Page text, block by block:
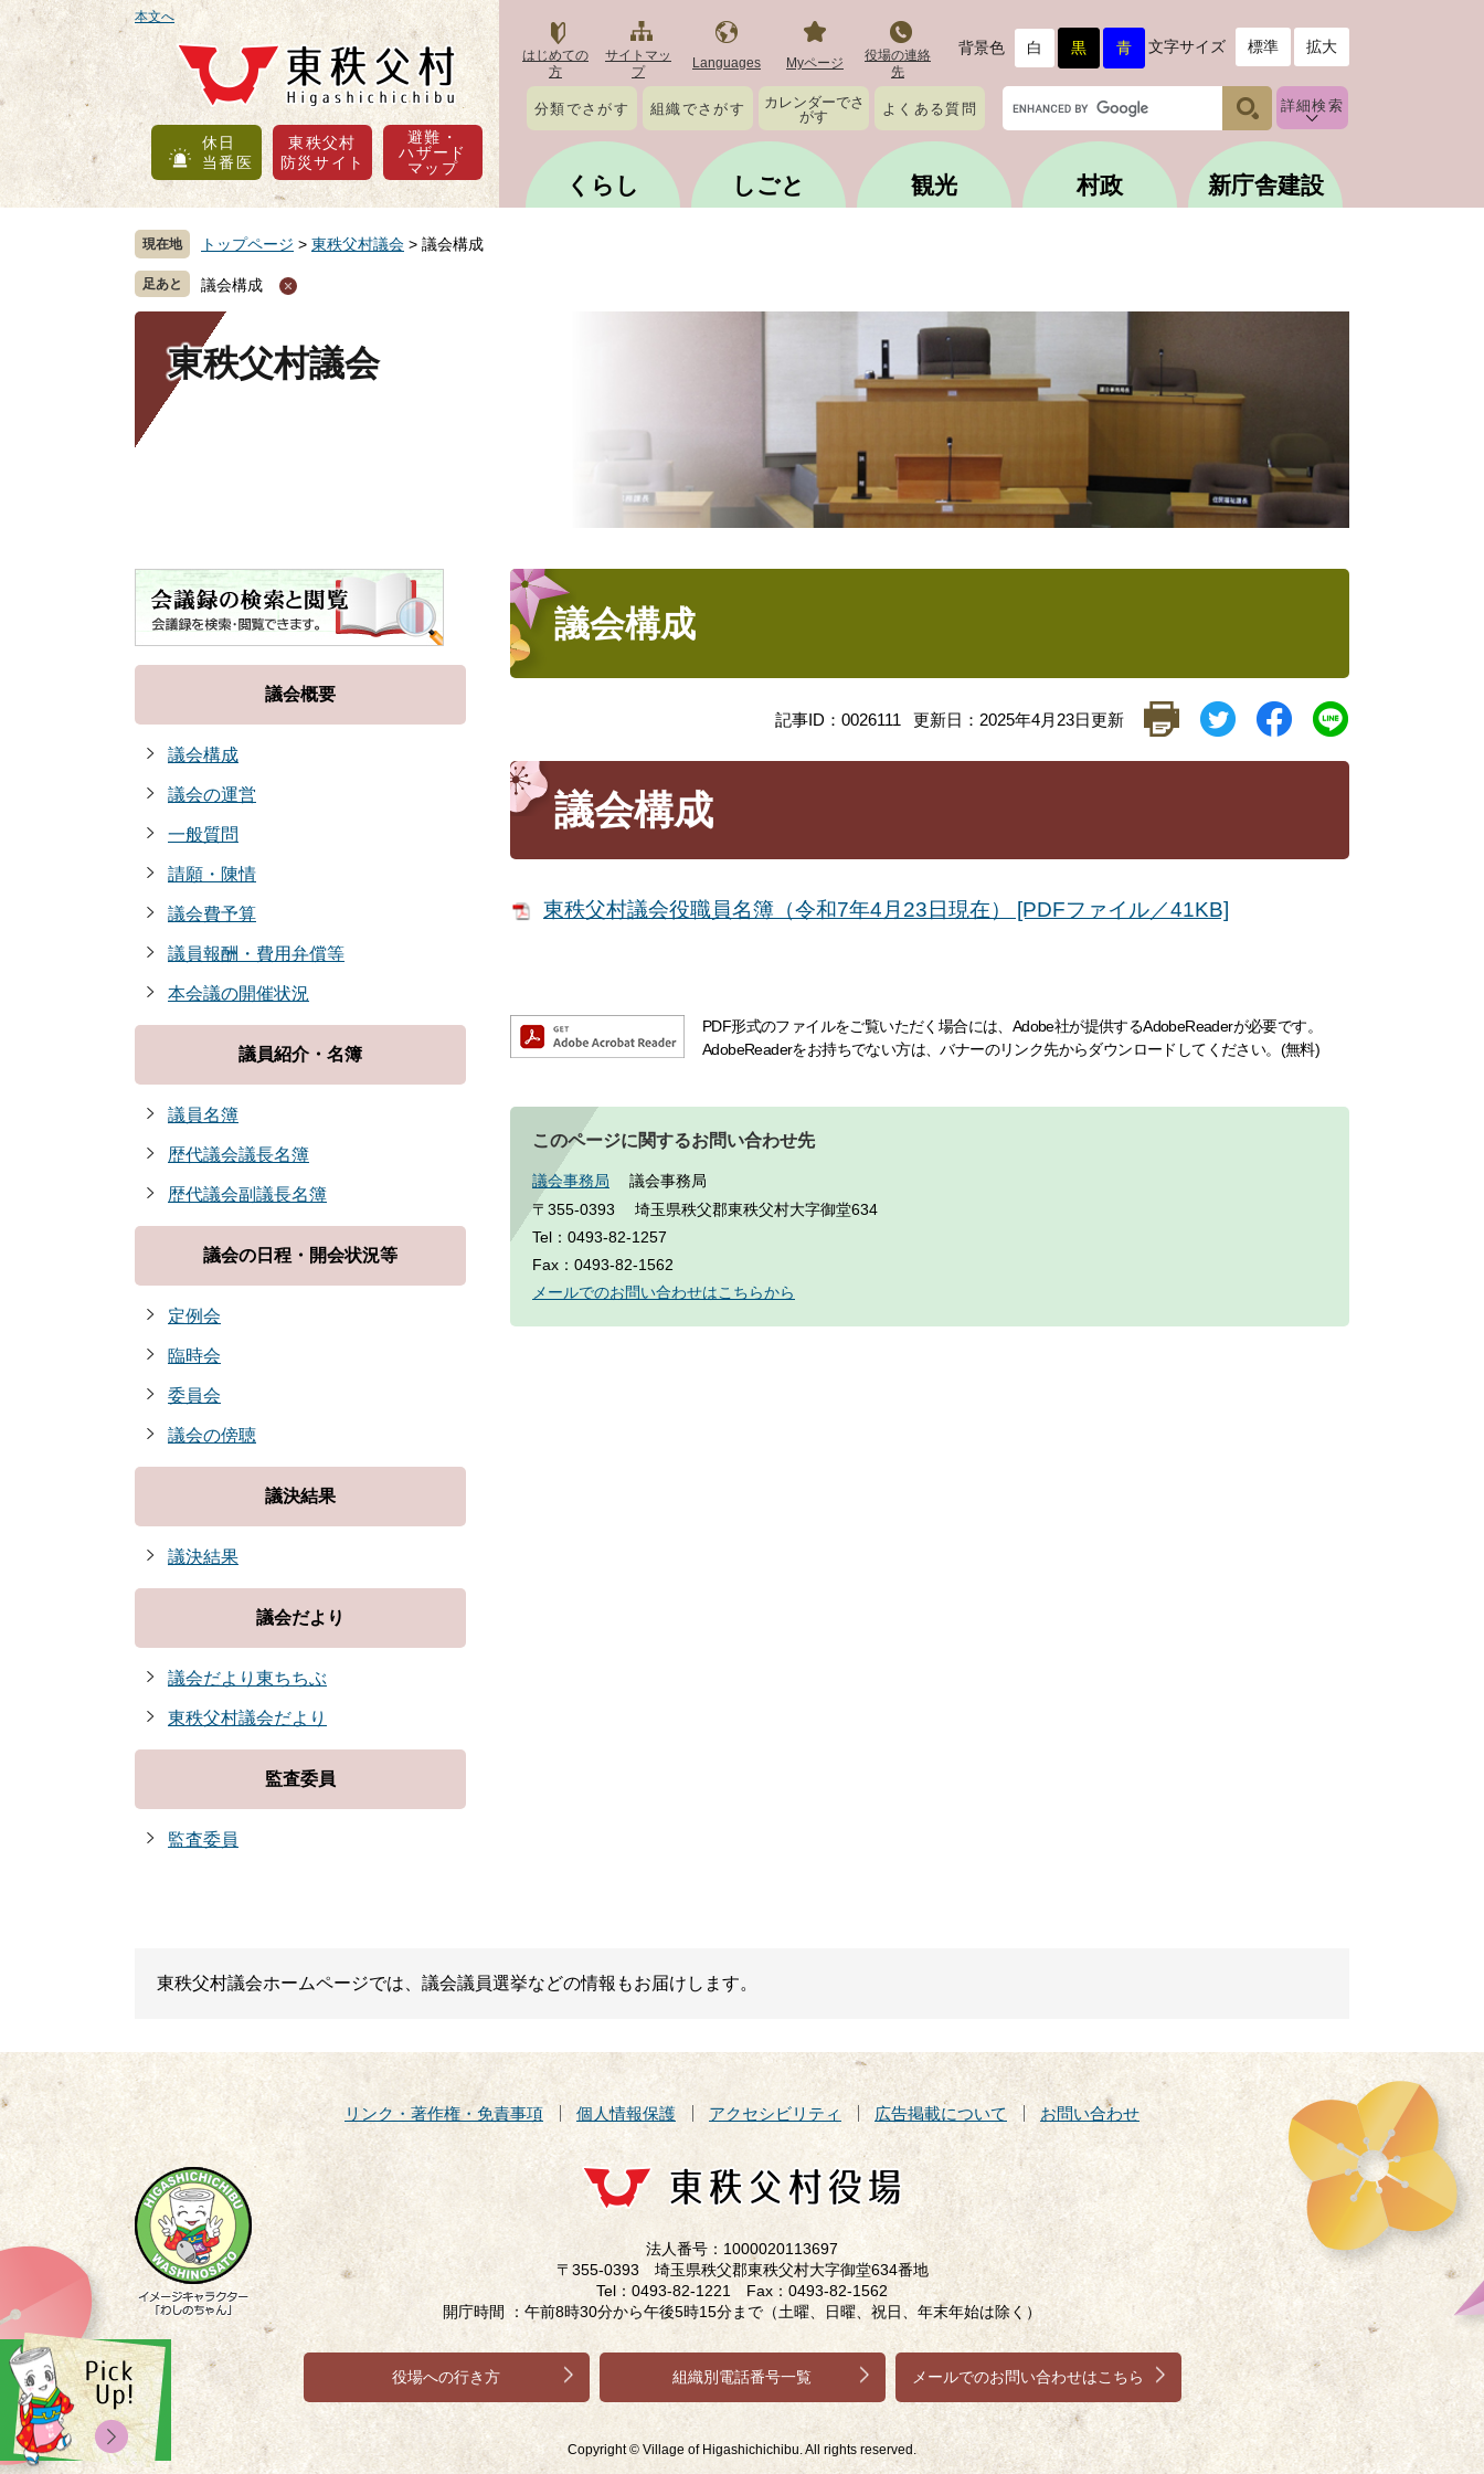
ペ
ー
ジ
の
メ
ニ
ュ
ー
本文へ
休日
当番医
東秩父村
防災サイト
避難・
ハザード
マップ
はじめての
方
サイトマッ
プ
Languages Myページ
役場の連絡
先
背景色 白 黒 青 文字サイズ 標準 拡大
分類でさがす 組織でさがす
カレンダーでさ
がす
よくある質問
ム
詳細検索
くらし しごと 観光 村政 新庁舎建設
現在地 トップページ > 東秩父村議会 > 議会構成
議会構成
東秩父村議会
本
文
議会構成
記事ID：0026111 更新日：2025年4月23日更新
議会構成
東秩父村議会役職員名簿（令和7年4月23日現在） [PDFファイル／41KB]
PDF形式のファイルをご覧いただく場合には、Adobe社が提供するAdobeReaderが必要です。
AdobeReaderをお持ちでない方は、バナーのリンク先からダウンロードしてください。(無料)
このページに関するお問い合わせ先
議会事務局
議会事務局
〒355-0393
埼玉県秩父郡東秩父村大字御堂634
Tel：0493-82-1257
Fax：0493-82-1562
メールでのお問い合わせはこちらから
議会概要
議会構成
議会の運営
一般質問
請願・陳情
議会費予算
議員報酬・費用弁償等
本会議の開催状況
議員紹介・名簿
議員名簿
歴代議会議長名簿
歴代議会副議長名簿
議会の日程・開会状況等
定例会
臨時会
委員会
議会の傍聴
議決結果
議決結果
議会だより
議会だより東ちちぶ
東秩父村議会だより
監査委員
監査委員
東秩父村議会ホームページでは、議会議員選挙などの情報もお届けします。
リンク・著作権・免責事項 個人情報保護 アクセシビリティ 広告掲載について お問い合わせ
法人番号：1000020113697
〒355-0393 埼玉県秩父郡東秩父村大字御堂634番地
Tel：0493-82-1221 Fax：0493-82-1562
開庁時間 ：午前8時30分から午後5時15分まで（土曜、日曜、祝日、年末年始は除く）
役場への行き方 組織別電話番号一覧 メールでのお問い合わせはこちら
Copyright © Village of Higashichichibu. All rights reserved.